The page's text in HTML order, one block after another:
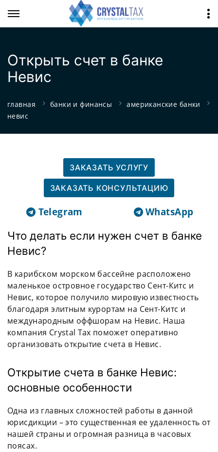
Открыть счет в банке
Невис
главная банки и финансы
американские банки
невис
ЗАКАЗАТЬ УСЛУГУ
ЗАКАЗАТЬ КОНСУЛЬТАЦИЮ
Telegram WhatsApp
Что делать если нужен счет в банке
Невис?
В карибском морском бассейне расположено
маленькое островное государство Сент-Китс и
Невис, которое получило мировую известность
благодаря элитным курортам на Сент-Китс и
международным оффшорам на Невис. Наша
компания Crystal Tax поможет оперативно
организовать открытие счета в Невис.
Открытие счета в банке Невис:
основные особенности
Одна из главных сложностей работы в данной
юрисдикции – это существенная ее удаленность от
нашей страны и огромная разница в часовых
поясах.